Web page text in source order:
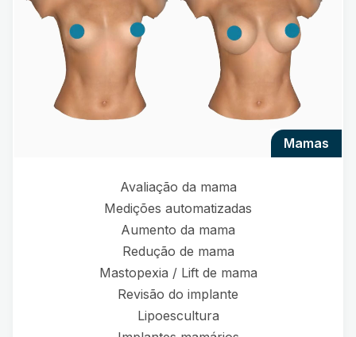
mamas
Avaliação da mama
Medições automatizadas
Aumento da mama
Redução de mama
Mastopexia / Lift de mama
Revisão do implante
Lipoescultura